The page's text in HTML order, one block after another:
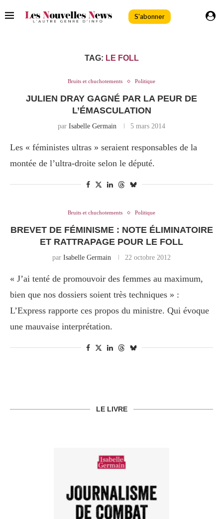
S'abonner
TAG: LE FOLL
Bruits et chuchotements Politique
JULIEN DRAY GAGNÉ PAR LA PEUR DE
L’ÉMASCULATION
par Isabelle Germain 5 mars 2014
Les « féministes ultras » seraient responsables de la
montée de l’ultra-droite selon le député.
Bruits et chuchotements Politique
BREVET DE FÉMINISME : NOTE ÉLIMINATOIRE
ET RATTRAPAGE POUR LE FOLL
par Isabelle Germain 22 octobre 2012
« J’ai tenté de promouvoir des femmes au maximum,
bien que nos dossiers soient très techniques » :
L’Express rapporte ces propos du ministre. Qui évoque
une mauvaise interprétation.
LE LIVRE